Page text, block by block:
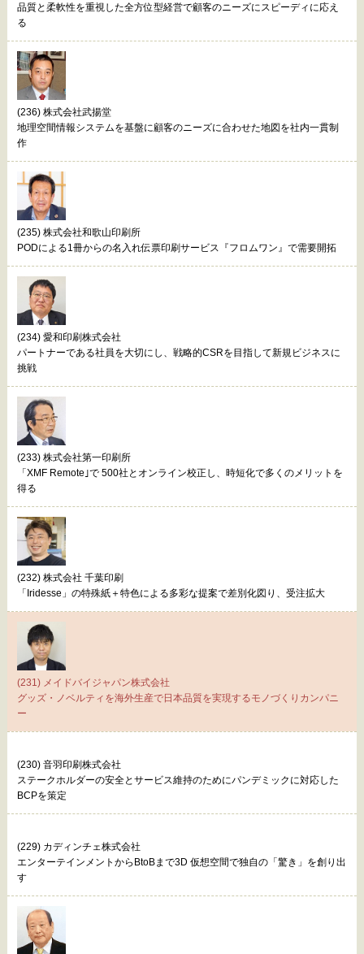
品質と柔軟性を重視した全方位型経営で顧客のニーズにスピーディに応え
る
(236) 株式会社武揚堂
地理空間情報システムを基盤に顧客のニーズに合わせた地図を社内一貫制
作
(235) 株式会社和歌山印刷所
PODによる1冊からの名入れ伝票印刷サービス『フロムワン』で需要開拓
(234) 愛和印刷株式会社
パートナーである社員を大切にし、戦略的CSRを目指して新規ビジネスに
挑戦
(233) 株式会社第一印刷所
「XMF Remote｣で 500社とオンライン校正し、時短化で多くのメリットを
得る
(232) 株式会社 千葉印刷
「Iridesse」の特殊紙＋特色による多彩な提案で差別化図り、受注拡大
(231) メイドバイジャパン株式会社
グッズ・ノベルティを海外生産で日本品質を実現するモノづくりカンパニ
ー
(230) 音羽印刷株式会社
ステークホルダーの安全とサービス維持のためにパンデミックに対応した
BCPを策定
(229) カディンチェ株式会社
エンターテインメントからBtoBまで3D 仮想空間で独自の「驚き」を創り出
す